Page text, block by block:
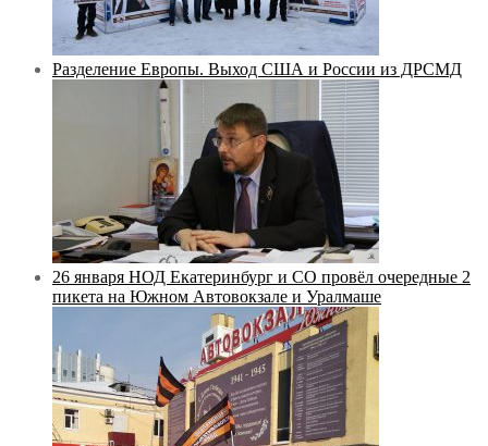
Разделение Европы. Выход США и России из ДРСМД
26 января НОД Екатеринбург и СО провёл очередные 2
пикета на Южном Автовокзале и Уралмаше